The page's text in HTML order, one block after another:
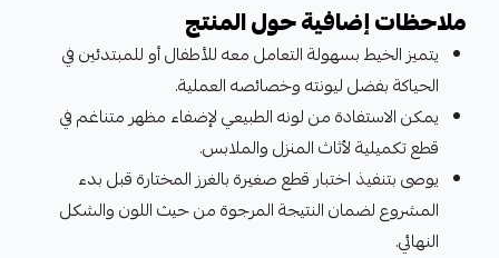
ملاحظات إضافية حول المنتج
يتميز الخيط بسهولة التعامل معه للأطفال أو للمبتدئين في
الحياكة بفضل ليونته وخصائصه العملية.
يمكن الاستفادة من لونه الطبيعي لإضفاء مظهر متناغم في
قطع تكميلية لأثاث المنزل والملابس.
يوصى بتنفيذ اختبار قطع صغيرة بالغرز المختارة قبل بدء
المشروع لضمان النتيجة المرجوة من حيث اللون والشكل
النهائي.